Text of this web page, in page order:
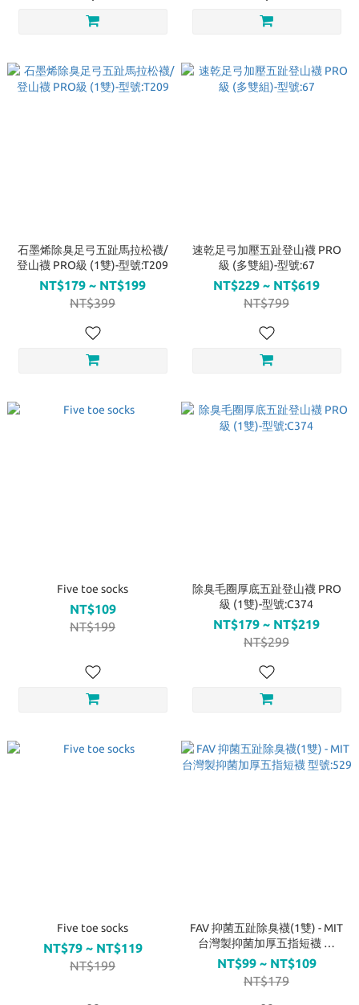
石墨烯除臭足弓五趾馬拉松襪/
登山襪 PRO級 (1雙)-型號:T209
NT$179 ~ NT$199
NT$399
速乾足弓加壓五趾登山襪 PRO
級 (多雙組)-型號:67
NT$229 ~ NT$619
NT$799
Five toe socks
NT$109
NT$199
除臭毛圈厚底五趾登山襪 PRO
級 (1雙)-型號:C374
NT$179 ~ NT$219
NT$299
Five toe socks
NT$79 ~ NT$119
NT$199
FAV 抑菌五趾除臭襪(1雙) - MIT
台灣製抑菌加厚五指短襪 型
號:529
NT$99 ~ NT$109
NT$179